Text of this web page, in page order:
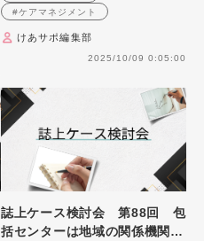
#ケアマネジメント
けあサポ編集部
2025/10/09 0:05:00
誌上ケース検討会 第88回 包
括センターは地域の関係機関や